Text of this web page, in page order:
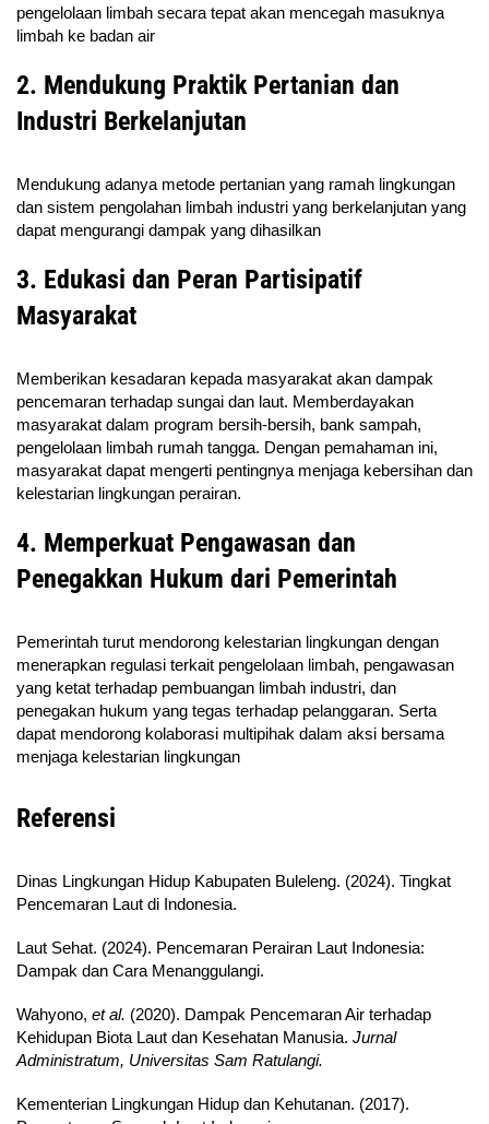
pengelolaan limbah secara tepat akan mencegah masuknya
limbah ke badan air
2. Mendukung Praktik Pertanian dan
Industri Berkelanjutan
Mendukung adanya metode pertanian yang ramah lingkungan
dan sistem pengolahan limbah industri yang berkelanjutan yang
dapat mengurangi dampak yang dihasilkan
3. Edukasi dan Peran Partisipatif
Masyarakat
Memberikan kesadaran kepada masyarakat akan dampak
pencemaran terhadap sungai dan laut. Memberdayakan
masyarakat dalam program bersih-bersih, bank sampah,
pengelolaan limbah rumah tangga. Dengan pemahaman ini,
masyarakat dapat mengerti pentingnya menjaga kebersihan dan
kelestarian lingkungan perairan.
4. Memperkuat Pengawasan dan
Penegakkan Hukum dari Pemerintah
Pemerintah turut mendorong kelestarian lingkungan dengan
menerapkan regulasi terkait pengelolaan limbah, pengawasan
yang ketat terhadap pembuangan limbah industri, dan
penegakan hukum yang tegas terhadap pelanggaran. Serta
dapat mendorong kolaborasi multipihak dalam aksi bersama
menjaga kelestarian lingkungan
Referensi
Dinas Lingkungan Hidup Kabupaten Buleleng. (2024). Tingkat
Pencemaran Laut di Indonesia.
Laut Sehat. (2024). Pencemaran Perairan Laut Indonesia:
Dampak dan Cara Menanggulangi.
Wahyono, et al. (2020). Dampak Pencemaran Air terhadap
Kehidupan Biota Laut dan Kesehatan Manusia. Jurnal
Administratum, Universitas Sam Ratulangi.
Kementerian Lingkungan Hidup dan Kehutanan. (2017).